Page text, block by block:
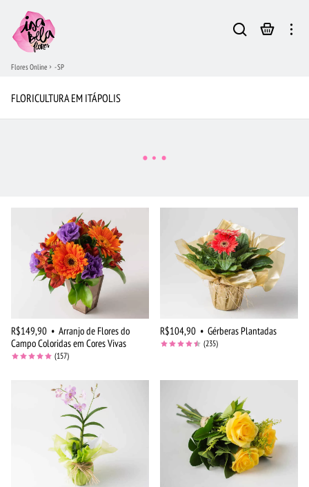
Flores Online - SP
FLORICULTURA EM ITÁPOLIS
R$149,90 • Arranjo de Flores do
Campo Coloridas em Cores Vivas
(157)
R$104,90 • Gérberas Plantadas
(235)